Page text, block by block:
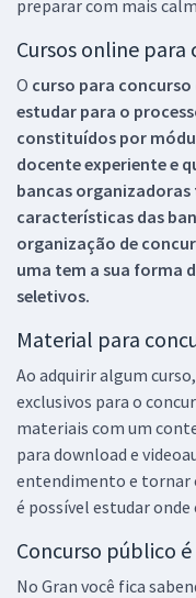
preparar com mais
Cursos online para
O curso para concurso
estudar para o
constituídos por
docente experiente e
bancas
características das
organização de
uma tem a sua forma
seletivos.
Material para
Ao adquirir algum
exclusivos para o
materiais com um
para download e
entendimento e tornar
é possível estudar onde
Concurso público é
No Gran você fica